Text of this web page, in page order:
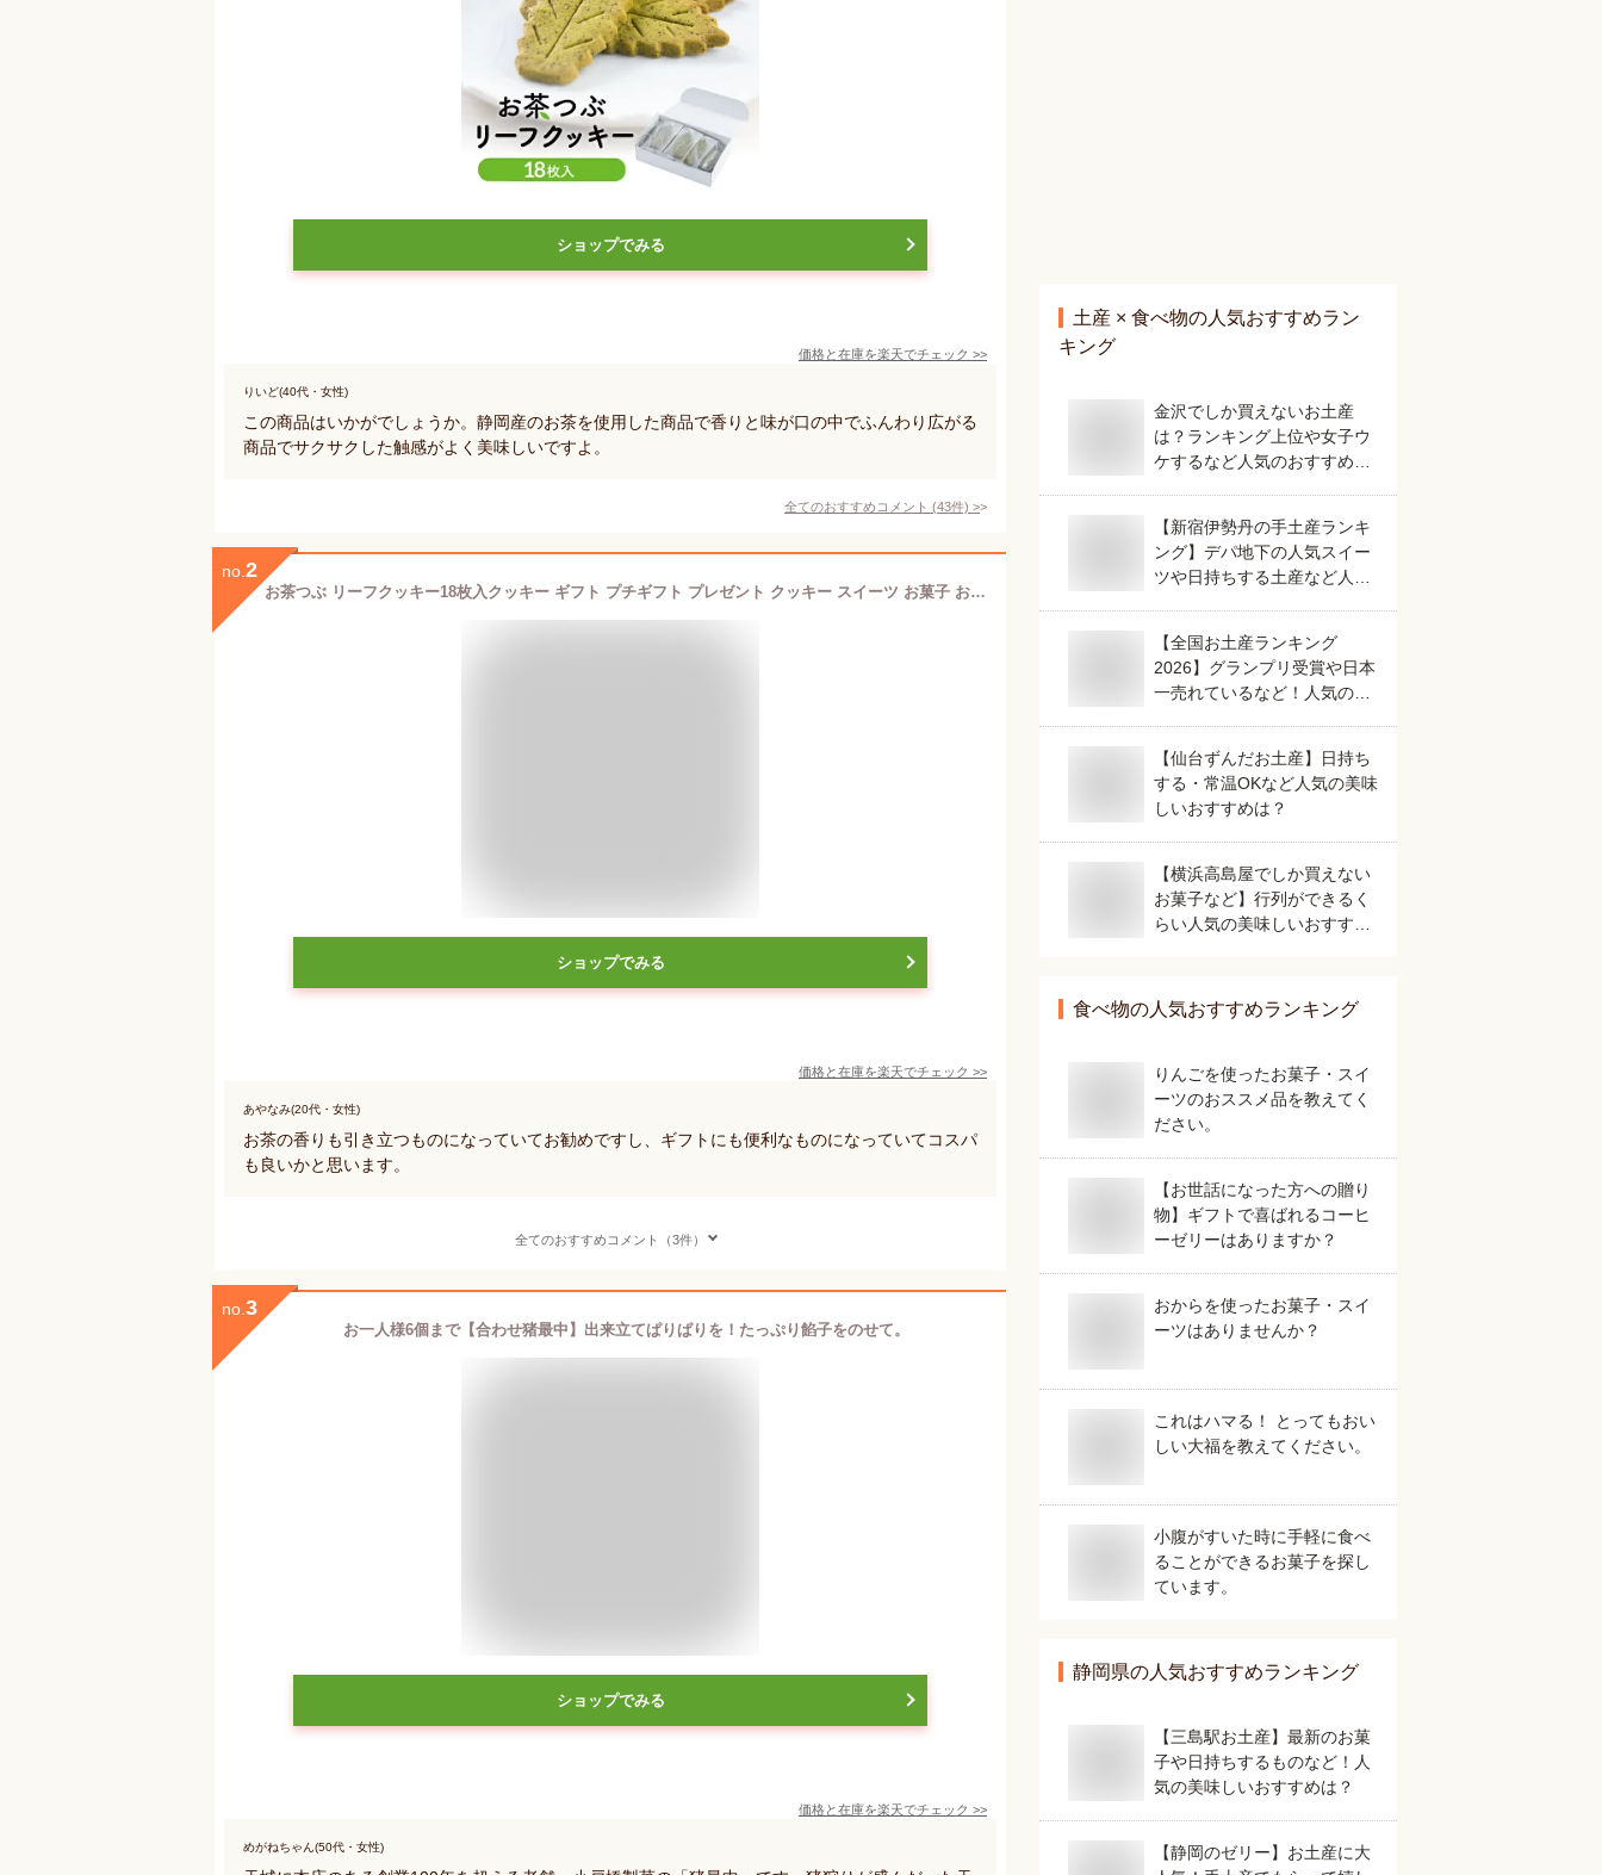
ショップでみる
価格と在庫を楽天でチェック >>
りいど(40代・女性)
この商品はいかがでしょうか。静岡産のお茶を使用した商品で香りと味が口の中でふんわり広がる
商品でサクサクした触感がよく美味しいですよ。
全てのおすすめコメント (43件) >
no. 2
お茶つぶ リーフクッキー18枚入クッキー ギフト プチギフト プレゼント クッキー スイーツ お菓子 お茶 静岡茶 静岡土産 静岡 お土産 高柳製茶 お茶粒
ショップでみる
価格と在庫を楽天でチェック >>
あやなみ(20代・女性)
お茶の香りも引き立つものになっていてお勧めですし、ギフトにも便利なものになっていてコスパ
も良いかと思います。
全てのおすすめコメント（3件）
no. 3
お一人様6個まで【合わせ猪最中】出来立てぱりぱりを！たっぷり餡子をのせて。
ショップでみる
価格と在庫を楽天でチェック >>
めがねちゃん(50代・女性)
土産 × 食べ物の人気おすすめラン
キング
金沢でしか買えないお土産
は？ランキング上位や女子ウ
ケするなど人気のおすすめを
【新宿伊勢丹の手土産ランキ
ング】デパ地下の人気スイー
ツや日持ちする土産など人気
【全国お土産ランキング
2026】グランプリ受賞や日本
一売れているなど！人気のご
【仙台ずんだお土産】日持ち
する・常温OKなど人気の美味
しいおすすめは？
【横浜高島屋でしか買えない
お菓子など】行列ができるく
らい人気の美味しいおすすめ
食べ物の人気おすすめランキング
りんごを使ったお菓子・スイ
ーツのおススメ品を教えてく
ださい。
【お世話になった方への贈り
物】ギフトで喜ばれるコーヒ
ーゼリーはありますか？
おからを使ったお菓子・スイ
ーツはありませんか？
これはハマる！ とってもおい
しい大福を教えてください。
小腹がすいた時に手軽に食べ
ることができるお菓子を探し
ています。
静岡県の人気おすすめランキング
【三島駅お土産】最新のお菓
子や日持ちするものなど！人
気の美味しいおすすめは？
【静岡のゼリー】お土産に大